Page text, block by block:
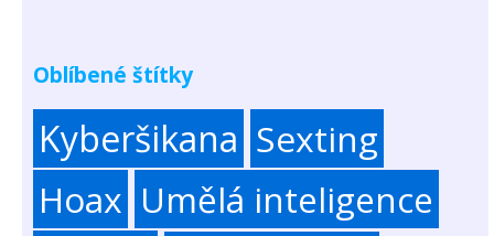
Oblíbené štítky
Kyberšikana Sexting
Hoax Umělá inteligence